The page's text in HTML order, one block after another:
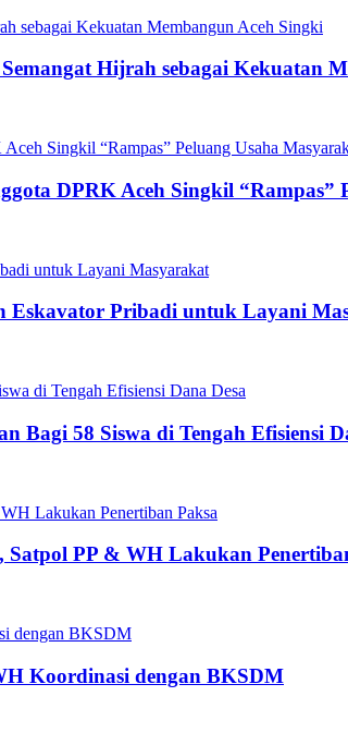
Hijrah sebagai Kekuatan
DPRK Aceh Singkil “Rampas”
Eskavator Pribadi untuk Layani
Bagi 58 Siswa di Tengah Efisiensi
PP & WH Lakukan
Koordinasi dengan BKSDM